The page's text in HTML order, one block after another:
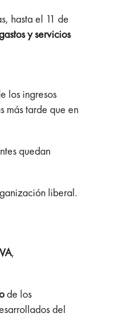
hasta el 11 de
y servicios
los ingresos
más tarde que en
quedan
liberal.
,
de los
del